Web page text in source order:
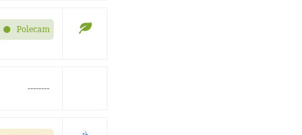
Polecam
--------